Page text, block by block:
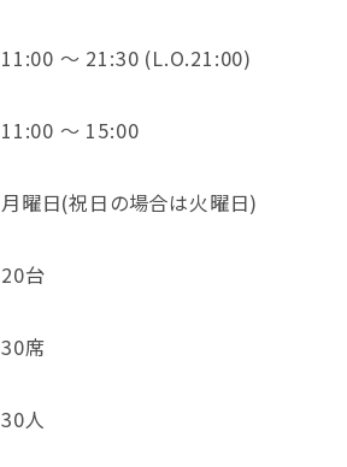
11:00 ～ 21:30 (L.O.21:00)
11:00 ～ 15:00
月曜日(祝日の場合は火曜日)
20台
30席
30人